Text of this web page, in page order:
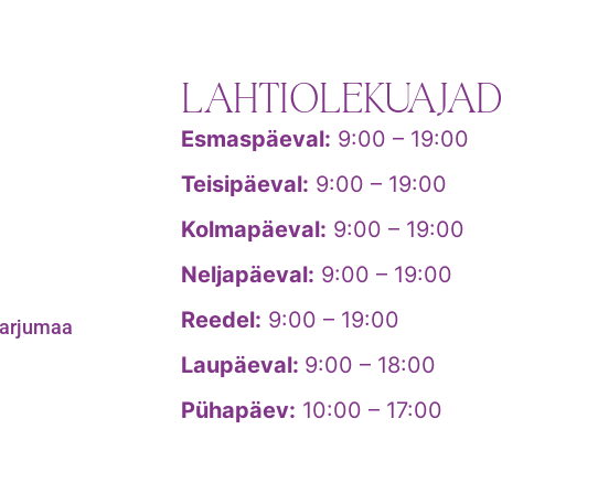
LAHTIOLEKUAJAD
Esmaspäeval: 9:00 – 19:00
Teisipäeval: 9:00 – 19:00
Kolmapäeval: 9:00 – 19:00
Neljapäeval: 9:00 – 19:00
Reedel: 9:00 – 19:00
Laupäeval: 9:00 – 18:00
Pühapäev: 10:00 – 17:00